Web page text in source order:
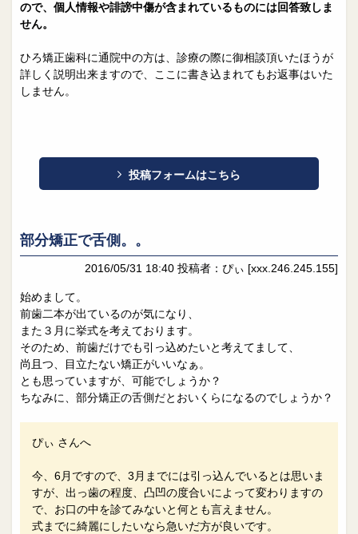
ので、個人情報や誹謗中傷が含まれているものには回答致しま
せん。
ひろ矯正歯科に通院中の方は、診療の際に御相談頂いたほうが
詳しく説明出来ますので、ここに書き込まれてもお返事はいた
しません。
投稿フォームはこちら
部分矯正で舌側。。
2016/05/31 18:40 投稿者：ぴぃ [xxx.246.245.155]
始めまして。
前歯二本が出ているのが気になり、
また３月に挙式を考えております。
そのため、前歯だけでも引っ込めたいと考えてまして、
尚且つ、目立たない矯正がいいなぁ。
とも思っていますが、可能でしょうか？
ちなみに、部分矯正の舌側だとおいくらになるのでしょうか？
ぴぃ さんへ
今、6月ですので、3月までには引っ込んでいるとは思いま
すが、出っ歯の程度、凸凹の度合いによって変わりますの
で、お口の中を診てみないと何とも言えません。
式までに綺麗にしたいなら急いだ方が良いです。